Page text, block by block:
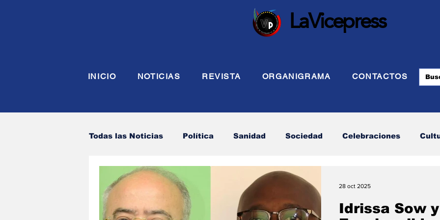
LaVicepress
INICIO NOTICIAS REVISTA ORGANIGRAMA CONTACTOS
Todas las Noticias Política Sanidad Sociedad Celebraciones
Economia Seguridad y Defensa Turismo
Justicia INTERIOR Energia Asuntos Sociales Telecomunicación
Idrissa Sow
28 oct 2025